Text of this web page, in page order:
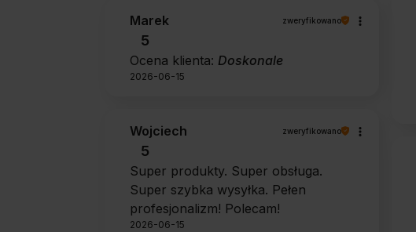
zapewniał doskonałe efekty przy
każdym użyciu.
Marek zweryfikowano
5
Ocena klienta: Doskonale
2026-06-15
Wojciech zweryfikowano
5
Super produkty. Super obsługa.
Super szybka wysyłka. Pełen
profesjonalizm! Polecam!
2026-06-15